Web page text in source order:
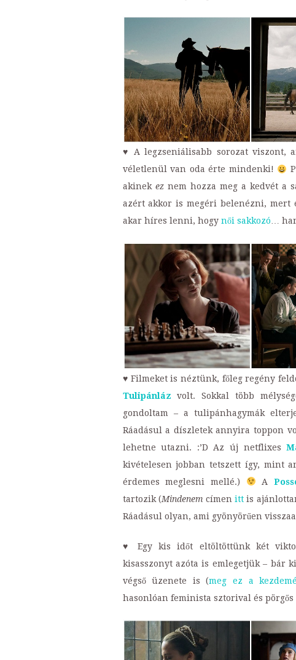
♥ A legzseniálisabb sorozat viszont,
véletlenül van oda érte mindenki!
akinek eznem hozza meg a kedvét a
azért akkor is megéri belenézni,
akar híres lenni, hogy női sakkozó…
♥ Filmeket is néztünk, főleg regény
Tulipánláz volt. Sokkal több
gondoltam – a tulipánhagymák
Ráadásul a díszletek annyira toppon
lehetne utazni. :’D Az új netflixes
kivételesen jobban tetszett így, mint
érdemes meglesni mellé.)
A
tartozik (Mindenem címenitt is
Ráadásul olyan, ami gyönyörűen
♥ Egy kis időt eltöltöttünk két
kisasszonyt azóta is emlegetjük – bár
végső üzenete is (meg ez a
hasonlóan feminista sztorival és pörgős